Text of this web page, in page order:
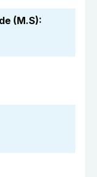
(M.S):